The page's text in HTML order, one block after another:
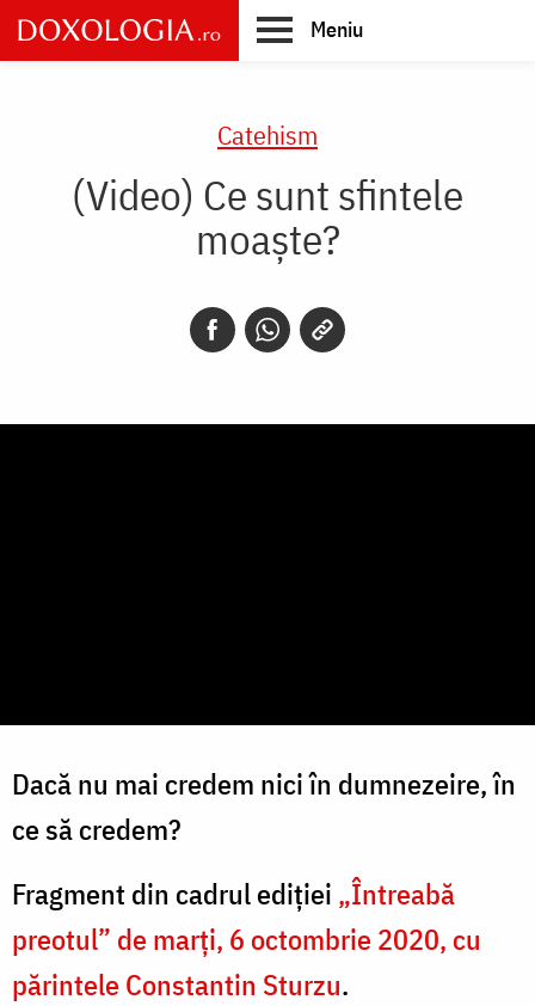
Skip
to
main
Meniu
Catehism
(Video) Ce sunt sfintele
moaște?
Dacă nu mai credem nici în dumnezeire, în
ce să credem?
Fragment din cadrul ediției „Întreabă
preotul” de marți, 6 octombrie 2020, cu
părintele Constantin Sturzu.